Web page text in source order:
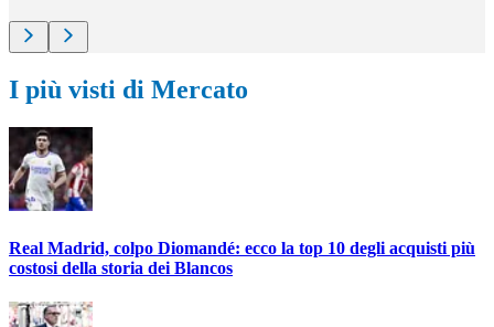
I più visti di Mercato
Real Madrid, colpo Diomandé: ecco la top 10 degli acquisti più
costosi della storia dei Blancos